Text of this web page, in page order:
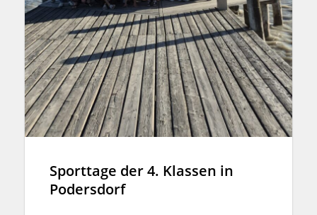
Sporttage der 4. Klassen in
Podersdorf